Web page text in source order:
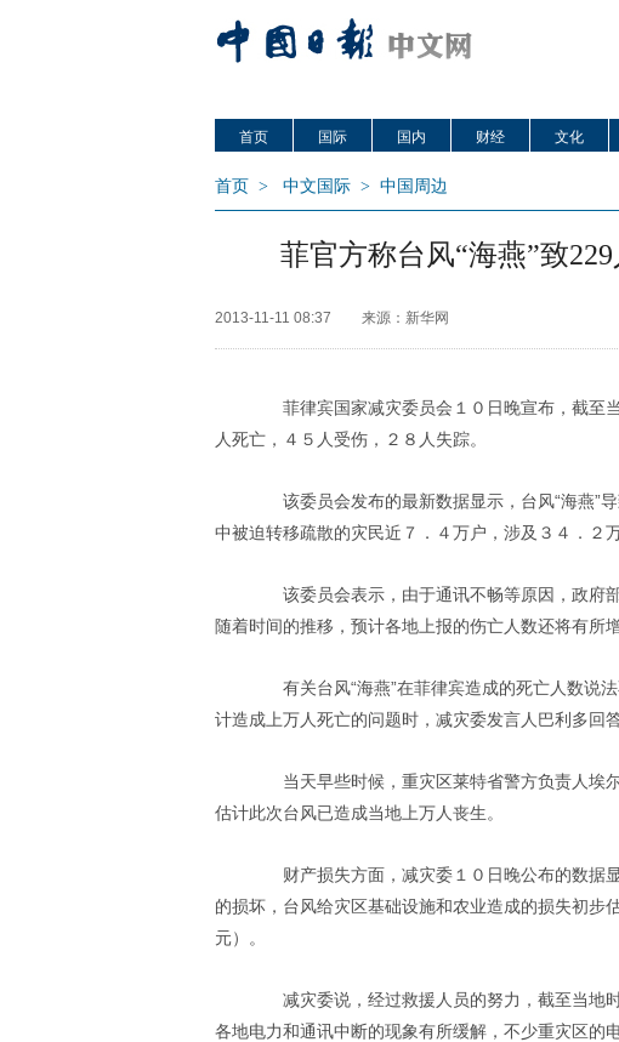
首页 国际 国内 财经 文化
首页 > 中文国际 > 中国周边
菲官方称台风“海燕”致
2013-11-11 08:37 来源：新华网
菲律宾国家减灾委员会１０日晚宣布，截至当
人死亡，４５人受伤，２８人失踪。
该委员会发布的最新数据显示，台风“海燕”
中被迫转移疏散的灾民近７．４万户，涉及３４．２万
该委员会表示，由于通讯不畅等原因，政府部
随着时间的推移，预计各地上报的伤亡人数还将有所增
有关台风“海燕”在菲律宾造成的死亡人数说法
计造成上万人死亡的问题时，减灾委发言人巴利多回
当天早些时候，重灾区莱特省警方负责人埃尔
估计此次台风已造成当地上万人丧生。
财产损失方面，减灾委１０日晚公布的数据
的损坏，台风给灾区基础设施和农业造成的损失初步
元）。
减灾委说，经过救援人员的努力，截至当地
各地电力和通讯中断的现象有所缓解，不少重灾区的